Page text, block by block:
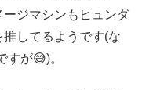
ジマシンもヒュンダ
してるようです(な
すが😅)。